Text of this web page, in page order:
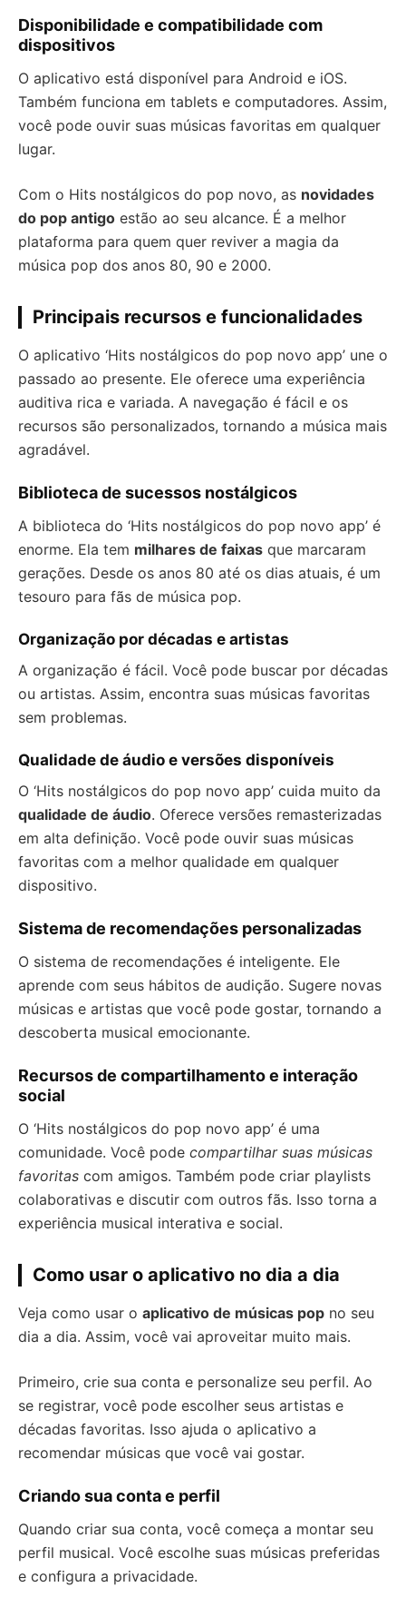
Disponibilidade e compatibilidade com
dispositivos
O aplicativo está disponível para Android e iOS.
Também funciona em tablets e computadores. Assim,
você pode ouvir suas músicas favoritas em qualquer
lugar.
Com o Hits nostálgicos do pop novo, as novidades
do pop antigo estão ao seu alcance. É a melhor
plataforma para quem quer reviver a magia da
música pop dos anos 80, 90 e 2000.
Principais recursos e funcionalidades
O aplicativo ‘Hits nostálgicos do pop novo app’ une o
passado ao presente. Ele oferece uma experiência
auditiva rica e variada. A navegação é fácil e os
recursos são personalizados, tornando a música mais
agradável.
Biblioteca de sucessos nostálgicos
A biblioteca do ‘Hits nostálgicos do pop novo app’ é
enorme. Ela tem milhares de faixas que marcaram
gerações. Desde os anos 80 até os dias atuais, é um
tesouro para fãs de música pop.
Organização por décadas e artistas
A organização é fácil. Você pode buscar por décadas
ou artistas. Assim, encontra suas músicas favoritas
sem problemas.
Qualidade de áudio e versões disponíveis
O ‘Hits nostálgicos do pop novo app’ cuida muito da
qualidade de áudio. Oferece versões remasterizadas
em alta definição. Você pode ouvir suas músicas
favoritas com a melhor qualidade em qualquer
dispositivo.
Sistema de recomendações personalizadas
O sistema de recomendações é inteligente. Ele
aprende com seus hábitos de audição. Sugere novas
músicas e artistas que você pode gostar, tornando a
descoberta musical emocionante.
Recursos de compartilhamento e interação
social
O ‘Hits nostálgicos do pop novo app’ é uma
comunidade. Você pode compartilhar suas músicas
favoritas com amigos. Também pode criar playlists
colaborativas e discutir com outros fãs. Isso torna a
experiência musical interativa e social.
Como usar o aplicativo no dia a dia
Veja como usar o aplicativo de músicas pop no seu
dia a dia. Assim, você vai aproveitar muito mais.
Primeiro, crie sua conta e personalize seu perfil. Ao
se registrar, você pode escolher seus artistas e
décadas favoritas. Isso ajuda o aplicativo a
recomendar músicas que você vai gostar.
Criando sua conta e perfil
Quando criar sua conta, você começa a montar seu
perfil musical. Você escolhe suas músicas preferidas
e configura a privacidade.